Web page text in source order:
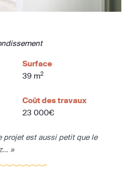
Surface
39 m2
Coût des travaux
23 000€
projet est aussi petit que le
»